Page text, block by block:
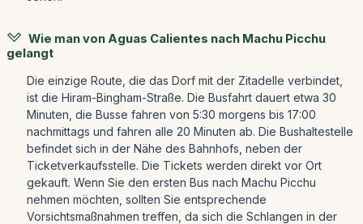
Wie man von Aguas Calientes nach Machu Picchu
gelangt
Die einzige Route, die das Dorf mit der Zitadelle verbindet,
ist die Hiram-Bingham-Straße. Die Busfahrt dauert etwa 30
Minuten, die Busse fahren von 5:30 morgens bis 17:00
nachmittags und fahren alle 20 Minuten ab. Die Bushaltestelle
befindet sich in der Nähe des Bahnhofs, neben der
Ticketverkaufsstelle. Die Tickets werden direkt vor Ort
gekauft. Wenn Sie den ersten Bus nach Machu Picchu
nehmen möchten, sollten Sie entsprechende
Vorsichtsmaßnahmen treffen, da sich die Schlangen in der